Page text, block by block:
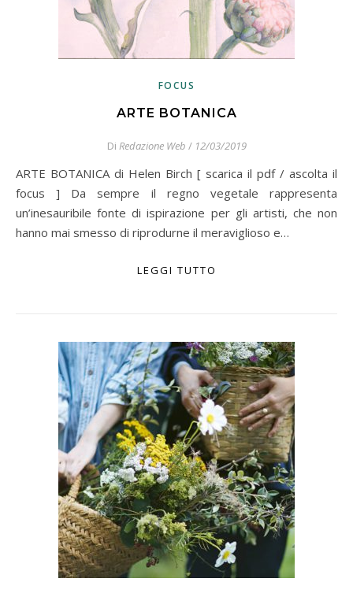
FOCUS
ARTE BOTANICA
Di Redazione Web / 12/03/2019
ARTE BOTANICA di Helen Birch [ scarica il pdf / ascolta il
focus ] Da sempre il regno vegetale rappresenta
un’inesauribile fonte di ispirazione per gli artisti, che non
hanno mai smesso di riprodurne il meraviglioso e…
LEGGI TUTTO